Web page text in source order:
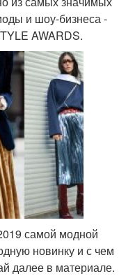
и шоу-бизнеса -
AWARDS.
самой модной
новинку и с чем
далее в материале.